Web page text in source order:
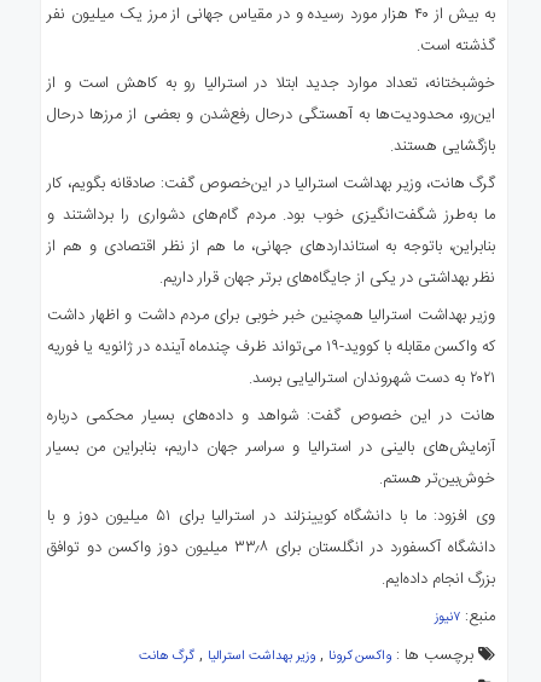
به بیش از ۴۰ هزار مورد رسیده و در مقیاس جهانی از مرز یک‌ میلیون نفر
گذشته است.
خوشبختانه، تعداد موارد جدید ابتلا در استرالیا رو به کاهش است و از
این‌رو، محدودیت‌ها به آهستگی درحال رفع‌شدن و بعضی از مرزها درحال
بازگشایی هستند.
گرگ هانت، وزیر بهداشت استرالیا در این‌خصوص گفت: صادقانه بگویم، کار
ما به‌طرز شگفت‌انگیزی خوب بود. مردم گام‌های دشواری را برداشتند و
بنابراین، باتوجه به استانداردهای جهانی، ما هم از نظر اقتصادی و هم از
نظر بهداشتی در یکی از جایگاه‌‌های برتر جهان قرار داریم.
وزیر بهداشت استرالیا همچنین خبر خوبی برای مردم داشت و اظهار داشت
که واکسن مقابله با کووید-۱۹ می‌تواند ظرف چندماه آینده در ژانویه یا فوریه
۲۰۲۱ به دست شهروندان استرالیایی برسد.
هانت در این ‌خصوص گفت: شواهد و داده‌های بسیار محکمی درباره
آزمایش‌های بالینی در استرالیا و سراسر جهان داریم، بنابراین من بسیار
خوش‌بین‌تر هستم.
وی افزود: ما با دانشگاه کویینزلند در استرالیا برای ۵۱ میلیون دوز و با
دانشگاه آکسفورد در انگلستان برای ۳۳٫۸ میلیون دوز واکسن دو توافق
بزرگ انجام داده‌ایم.
منبع: ۷نیوز
برچسب ها : واکسن کرونا , وزیر بهداشت استرالیا , گرگ هانت